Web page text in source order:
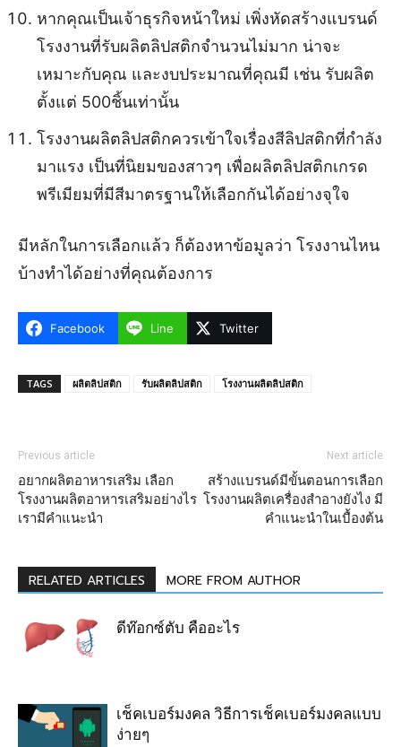
หากคุณเป็นเจ้าธุรกิจหน้าใหม่ เพิ่งหัดสร้างแบรนด์
โรงงานที่รับผลิตลิปสติกจำนวนไม่มาก น่าจะ
เหมาะกับคุณ และงบประมาณที่คุณมี เช่น รับผลิต
ตั้งแต่ 500ชิ้นเท่านั้น
โรงงานผลิตลิปสติกควรเข้าใจเรื่องสีลิปสติกที่กำลัง
มาแรง เป็นที่นิยมของสาวๆ เพื่อผลิตลิปสติกเกรด
พรีเมียมที่มีสีมาตรฐานให้เลือกกันได้อย่างจุใจ
มีหลักในการเลือกแล้ว ก็ต้องหาข้อมูลว่า โรงงานไหน
บ้างทำได้อย่างที่คุณต้องการ
Facebook Line Twitter
TAGS ผลิตลิปสติก รับผลิตลิปสติก โรงงานผลิตลิปสติก
Previous article
อยากผลิตอาหารเสริม เลือก
โรงงานผลิตอาหารเสริมอย่างไร
เรามีคำแนะนำ
Next article
สร้างแบรนด์มีขั้นตอนการเลือก
โรงงานผลิตเครื่องสําอางยังไง มี
คำแนะนำในเบื้องต้น
RELATED ARTICLES MORE FROM AUTHOR
ดีท๊อกซ์ตับ คืออะไร
เช็คเบอร์มงคล วิธีการเช็คเบอร์มงคลแบบ
ง่ายๆ